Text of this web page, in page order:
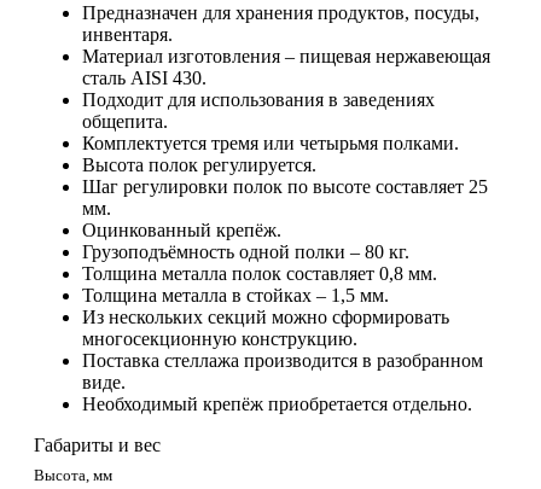
Предназначен для хранения продуктов, посуды,
инвентаря.
Материал изготовления – пищевая нержавеющая
сталь AISI 430.
Подходит для использования в заведениях
общепита.
Комплектуется тремя или четырьмя полками.
Высота полок регулируется.
Шаг регулировки полок по высоте составляет 25
мм.
Оцинкованный крепёж.
Грузоподъёмность одной полки – 80 кг.
Толщина металла полок составляет 0,8 мм.
Толщина металла в стойках – 1,5 мм.
Из нескольких секций можно сформировать
многосекционную конструкцию.
Поставка стеллажа производится в разобранном
виде.
Необходимый крепёж приобретается отдельно.
Габариты и вес
Высота, мм